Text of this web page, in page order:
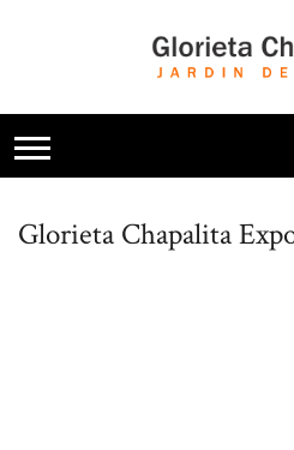
Glorieta Chapalita